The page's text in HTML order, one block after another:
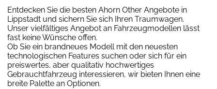
Entdecken Sie die besten Ahorn Other Angebote in
Lippstadt und sichern Sie sich Ihren Traumwagen.
Unser vielfältiges Angebot an Fahrzeugmodellen lässt
fast keine Wünsche offen.
Ob Sie ein brandneues Modell mit den neuesten
technologischen Features suchen oder sich für ein
preiswertes, aber qualitativ hochwertiges
Gebrauchtfahrzeug interessieren, wir bieten Ihnen eine
breite Palette an Optionen.